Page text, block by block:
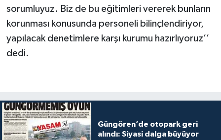
sorumluyuz. Biz de bu eğitimleri vererek bunların
korunması konusunda personeli bilinçlendiriyor,
yapılacak denetimlere karşı kurumu hazırlıyoruz’’
dedi.
Güngören’de otopark geri
alındı: Siyasi dalga büyüyor